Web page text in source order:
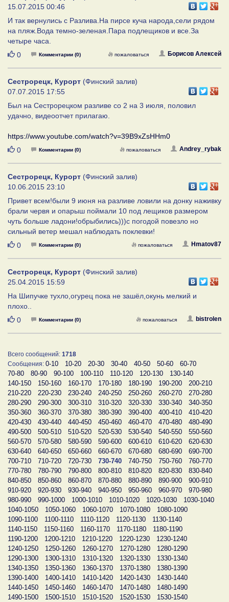
15.07.2015 00:46
И так вернулись с Разлива.На пирсе куча народа,сели рядом
на пляж.Вода темно-зеленая.Пара подлещиков и все.За
четыре часа.
Нравится
0 Комментарии (0) Борисов Алексей
пожаловаться
Сестрорецк, Курорт (Финский залив)
07.07.2015 17:55
Был на Сестрорецком разливе со 2 на 3 июля, половил
удачно, видеоотчет прилагаю.
https://www.youtube.com/watch?v=39B9xZsHHm0
Нравится
0 Комментарии (0) Andrey_rybak
пожаловаться
Сестрорецк, Курорт (Финский залив)
10.06.2015 23:10
Привет всем!были 9 июня на разливе ловили на донку наживку
брали червя и опарыш поймали 10 под лещиков размером
чуть больше ладони!обрыбились)))с погодой повезло но
сильный ветер мешал наблюдать поклевки!
Нравится
0 Комментарии (0) Hmatov87
пожаловаться
Сестрорецк, Курорт (Финский залив)
25.04.2015 15:59
На Шипучке тухло,огурец пока не зашёл,окунь мелкий и
плохо..
Нравится
0 Комментарии (0) bistrolen
пожаловаться
Всего сообщений: 1718
Сообщения: 0-10 10-20 20-30 30-40 40-50 50-60
60-70
70-80
80-90 90-100 100-110 110-120 120-130
130-140
140-150
150-160 160-170 170-180 180-190 190-200
200-210
210-220
220-230 230-240 240-250 250-260 260-270
270-280
280-290
290-300 300-310 310-320 320-330 330-340
340-350
350-360
360-370 370-380 380-390 390-400 400-410
410-420
420-430
430-440 440-450 450-460 460-470 470-480
480-490
490-500
500-510 510-520 520-530 530-540 540-550
550-560
560-570
570-580 580-590 590-600 600-610 610-620
620-630
630-640
640-650 650-660 660-670 670-680 680-690
690-700
700-710
710-720 720-730 730-740 740-750 750-760
760-770
770-780
780-790 790-800 800-810 810-820 820-830
830-840
840-850
850-860 860-870 870-880 880-890 890-900
900-910
910-920
920-930 930-940 940-950 950-960 960-970
970-980
980-990
990-1000 1000-1010 1010-1020 1020-1030
1030-1040
1040-1050
1050-1060 1060-1070 1070-1080
1080-1090
1090-1100
1100-1110 1110-1120 1120-1130
1130-1140
1140-1150
1150-1160 1160-1170 1170-1180
1180-1190
1190-1200
1200-1210 1210-1220 1220-1230
1230-1240
1240-1250
1250-1260 1260-1270 1270-1280
1280-1290
1290-1300
1300-1310 1310-1320 1320-1330
1330-1340
1340-1350
1350-1360 1360-1370 1370-1380
1380-1390
1390-1400
1400-1410 1410-1420 1420-1430
1430-1440
1440-1450
1450-1460 1460-1470 1470-1480
1480-1490
1490-1500
1500-1510 1510-1520 1520-1530
1530-1540